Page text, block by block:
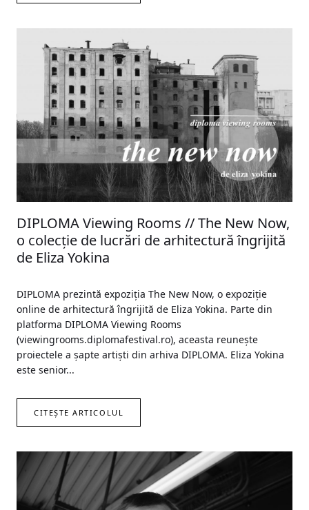
DIPLOMA Viewing Rooms // The New Now,
o colecție de lucrări de arhitectură îngrijită
de Eliza Yokina
DIPLOMA prezintă expoziția The New Now, o expoziție
online de arhitectură îngrijită de Eliza Yokina. Parte din
platforma DIPLOMA Viewing Rooms
(viewingrooms.diplomafestival.ro), aceasta reunește
proiectele a șapte artiști din arhiva DIPLOMA. Eliza Yokina
este senior...
CITEȘTE ARTICOLUL